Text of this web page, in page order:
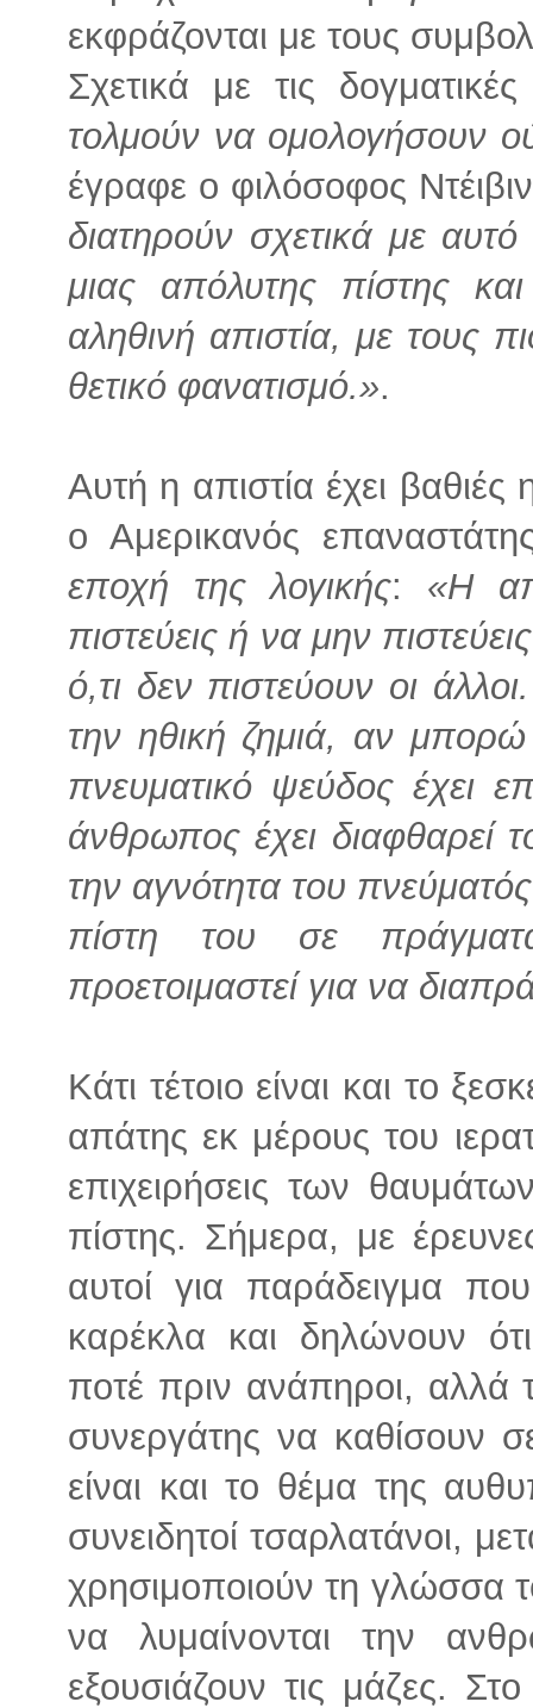
εκφράζονται με τους
Σχετικά με τις
τολμούν να ομολογήσουν
έγραφε ο φιλόσοφος
διατηρούν σχετικά με
μιας απόλυτης πίστης
αληθινή απιστία, με τους
θετικό φανατισμό.».
Αυτή η απιστία έχει
ο Αμερικανός
εποχή της λογικής: «Η
πιστεύεις ή να μην
ό,τι δεν πιστεύουν οι
την ηθική ζημιά, αν
πνευματικό ψεύδος έχει
άνθρωπος έχει διαφθαρεί
την αγνότητα του
πίστη του σε
προετοιμαστεί για να
Κάτι τέτοιο είναι και το
απάτης εκ μέρους του
επιχειρήσεις των
πίστης. Σήμερα, με
αυτοί για παράδειγμα
καρέκλα και δηλώνουν
ποτέ πριν ανάπηροι, αλλά
συνεργάτης να καθίσουν
είναι και το θέμα της
συνειδητοί τσαρλατάνοι,
χρησιμοποιούν τη γλώσσα
να λυμαίνονται την
εξουσιάζουν τις μάζες.